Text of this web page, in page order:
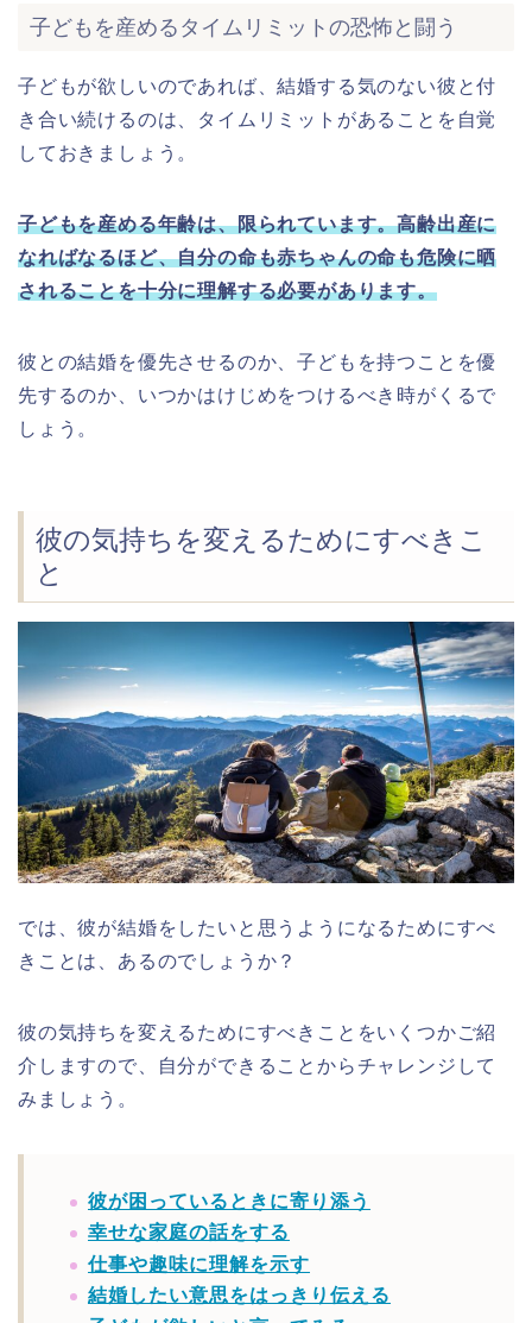
子どもを産めるタイムリミットの恐怖と闘う
子どもが欲しいのであれば、結婚する気のない彼と付
き合い続けるのは、タイムリミットがあることを自覚
しておきましょう。
子どもを産める年齢は、限られています。高齢出産に
なればなるほど、自分の命も赤ちゃんの命も危険に晒
されることを十分に理解する必要があります。
彼との結婚を優先させるのか、子どもを持つことを優
先するのか、いつかはけじめをつけるべき時がくるで
しょう。
彼の気持ちを変えるためにすべきこ
と
では、彼が結婚をしたいと思うようになるためにすべ
きことは、あるのでしょうか？
彼の気持ちを変えるためにすべきことをいくつかご紹
介しますので、自分ができることからチャレンジして
みましょう。
彼が困っているときに寄り添う
幸せな家庭の話をする
仕事や趣味に理解を示す
結婚したい意思をはっきり伝える